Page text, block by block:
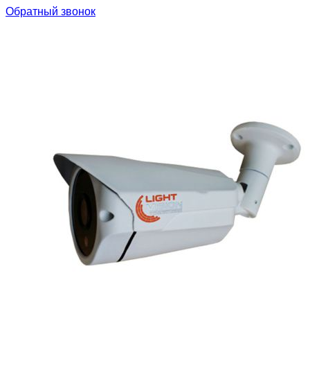
Обратный звонок